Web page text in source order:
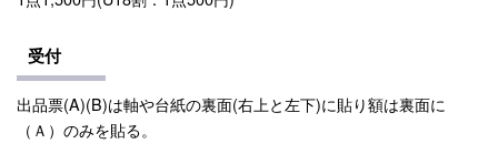
受付
出品票(A)(B)は軸や台紙の裏面(右上と左下)に貼り額は裏面に
（Ａ）のみを貼る。